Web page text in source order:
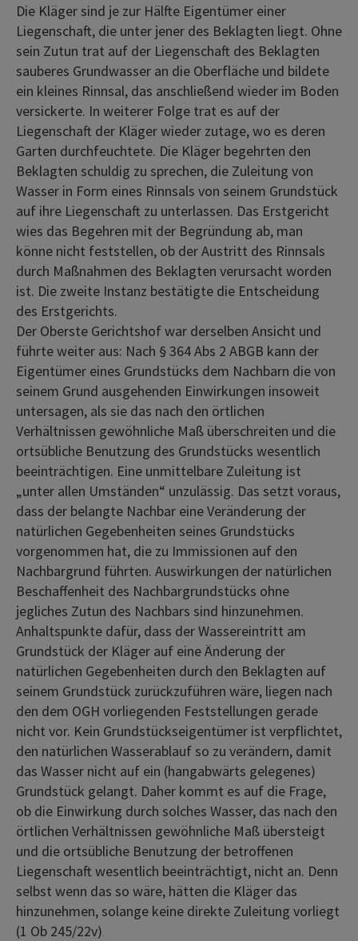
Die Kläger sind je zur Hälfte Eigentümer einer
Liegenschaft, die unter jener des Beklagten liegt. Ohne
sein Zutun trat auf der Liegenschaft des Beklagten
sauberes Grundwasser an die Oberfläche und bildete
ein kleines Rinnsal, das anschließend wieder im Boden
versickerte. In weiterer Folge trat es auf der
Liegenschaft der Kläger wieder zutage, wo es deren
Garten durchfeuchtete. Die Kläger begehrten den
Beklagten schuldig zu sprechen, die Zuleitung von
Wasser in Form eines Rinnsals von seinem Grundstück
auf ihre Liegenschaft zu unterlassen. Das Erstgericht
wies das Begehren mit der Begründung ab, man
könne nicht feststellen, ob der Austritt des Rinnsals
durch Maßnahmen des Beklagten verursacht worden
ist. Die zweite Instanz bestätigte die Entscheidung
des Erstgerichts.
Der Oberste Gerichtshof war derselben Ansicht und
führte weiter aus: Nach § 364 Abs 2 ABGB kann der
Eigentümer eines Grundstücks dem Nachbarn die von
seinem Grund ausgehenden Einwirkungen insoweit
untersagen, als sie das nach den örtlichen
Verhältnissen gewöhnliche Maß überschreiten und die
ortsübliche Benutzung des Grundstücks wesentlich
beeinträchtigen. Eine unmittelbare Zuleitung ist
„unter allen Umständen“ unzulässig. Das setzt voraus,
dass der belangte Nachbar eine Veränderung der
natürlichen Gegebenheiten seines Grundstücks
vorgenommen hat, die zu Immissionen auf den
Nachbargrund führten. Auswirkungen der natürlichen
Beschaffenheit des Nachbargrundstücks ohne
jegliches Zutun des Nachbars sind hinzunehmen.
Anhaltspunkte dafür, dass der Wassereintritt am
Grundstück der Kläger auf eine Änderung der
natürlichen Gegebenheiten durch den Beklagten auf
seinem Grundstück zurückzuführen wäre, liegen nach
den dem OGH vorliegenden Feststellungen gerade
nicht vor. Kein Grundstückseigentümer ist verpflichtet,
den natürlichen Wasserablauf so zu verändern, damit
das Wasser nicht auf ein (hangabwärts gelegenes)
Grundstück gelangt. Daher kommt es auf die Frage,
ob die Einwirkung durch solches Wasser, das nach den
örtlichen Verhältnissen gewöhnliche Maß übersteigt
und die ortsübliche Benutzung der betroffenen
Liegenschaft wesentlich beeinträchtigt, nicht an. Denn
selbst wenn das so wäre, hätten die Kläger das
hinzunehmen, solange keine direkte Zuleitung vorliegt
(1 Ob 245/22v).